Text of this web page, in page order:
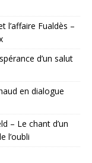
l’affaire Fualdès –
d’un salut
en dialogue
– Le chant d’un
l’oubli